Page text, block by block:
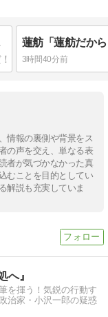
まで盛るよな…」
3時間40分前
情報の裏側や背景をス
の声を交え、単なる表
者が気づかなかった真
むことを目的としてい
解説も充実していま
へ』
を揮う！気鋭の行動す
治家・小沢一郎の疑惑